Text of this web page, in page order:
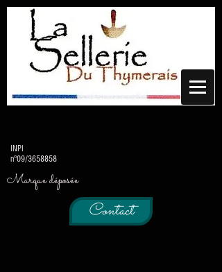
INPI
n°09/3658858
Marque déposée
Contact